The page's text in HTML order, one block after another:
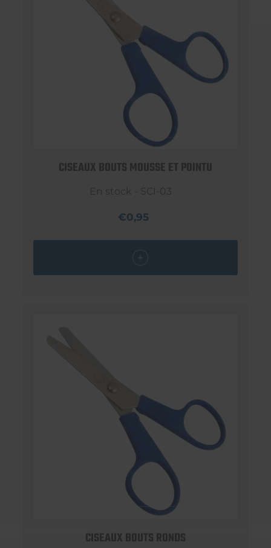
CISEAUX BOUTS MOUSSE ET POINTU
En stock - SCI-03
€0,95
CISEAUX BOUTS RONDS